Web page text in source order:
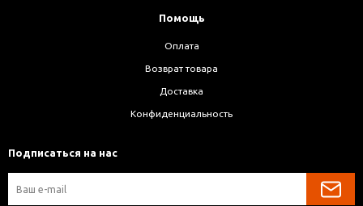
Помощь
Оплата
Возврат товара
Доставка
Конфиденциальность
Подписаться на нас